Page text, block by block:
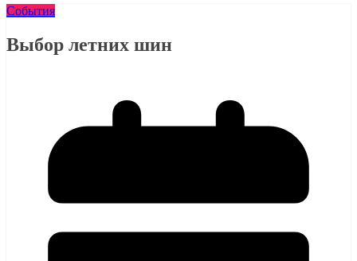
События
Выбор летних шин